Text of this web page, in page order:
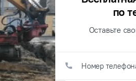
по
Оставьте